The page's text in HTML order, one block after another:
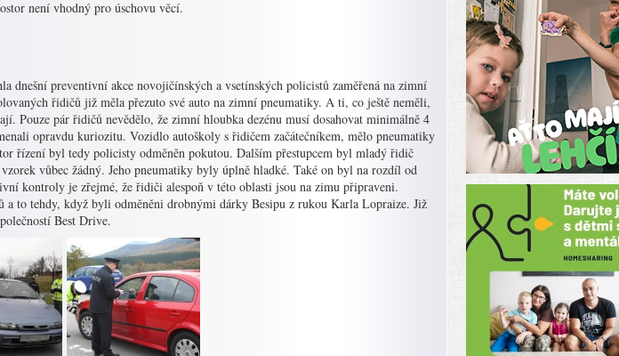
není vhodný pro úschovu věcí.
dnešní preventivní akce novojičínských a vsetínských policistů zaměřená na zimní
řidičů již měla přezuto své auto na zimní pneumatiky. A ti, co ještě neměli,
Pouze pár řidičů nevědělo, že zimní hloubka dezénu musí dosahovat minimálně 4
opravdu kuriozitu. Vozidlo autoškoly s řidičem začátečníkem, mělo pneumatiky
řízení byl tedy policisty odměněn pokutou. Dalším přestupcem byl mladý řidič
vůbec žádný. Jeho pneumatiky byly úplně hladké. Také on byl na rozdíl od
kontroly je zřejmé, že řidiči alespoň v této oblasti jsou na zimu připraveni.
a to tehdy, když byli odměněni drobnými dárky Besipu z rukou Karla Lopraize. Již
Best Drive.